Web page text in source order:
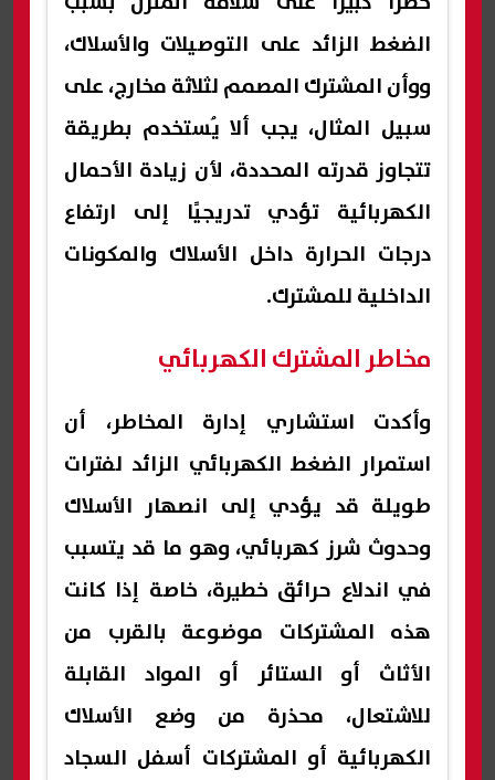
الضغط الزائد على التوصيلات والأسلاك،
ووأن المشترك المصمم لثلاثة مخارج، على
سبيل المثال، يجب ألا يُستخدم بطريقة
تتجاوز قدرته المحددة، لأن زيادة الأحمال
الكهربائية تؤدي تدريجيًا إلى ارتفاع
درجات الحرارة داخل الأسلاك والمكونات
الداخلية للمشترك.
مخاطر المشترك الكهربائي
وأكدت استشاري إدارة المخاطر، أن
استمرار الضغط الكهربائي الزائد لفترات
طويلة قد يؤدي إلى انصهار الأسلاك
وحدوث شرز كهربائي، وهو ما قد يتسبب
في اندلاع حرائق خطيرة، خاصة إذا كانت
هذه المشتركات موضوعة بالقرب من
الأثاث أو الستائر أو المواد القابلة
للاشتعال، محذرة من وضع الأسلاك
الكهربائية أو المشتركات أسفل السجاد